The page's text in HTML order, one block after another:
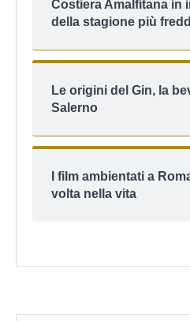
Costiera Amalfitana in
della stagione più
Le origini del Gin, la
Salerno
I film ambientati a
volta nella vita